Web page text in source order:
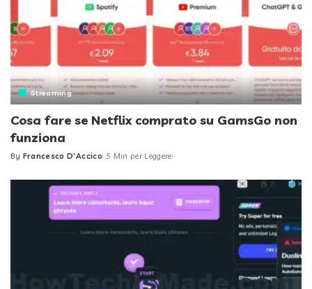
Streaming
Cosa fare se Netflix comprato su GamsGo non
funziona
Posted
By Francesco D'Accico 5 Min per Leggere